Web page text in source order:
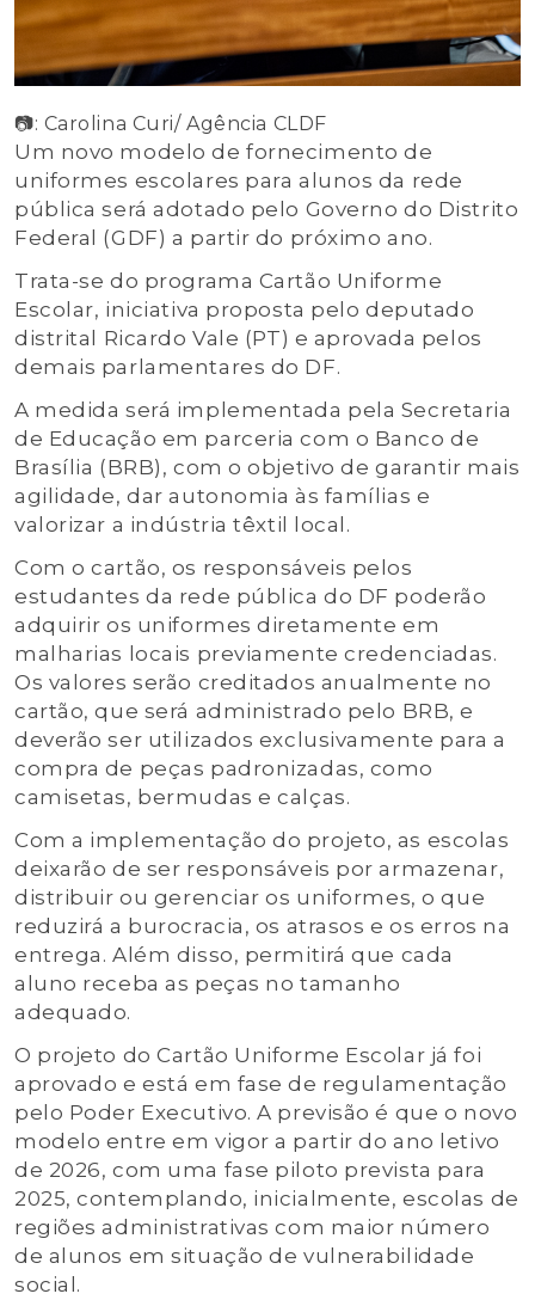
📷: Carolina Curi/ Agência CLDF
Um novo modelo de fornecimento de
uniformes escolares para alunos da rede
pública será adotado pelo Governo do Distrito
Federal (GDF) a partir do próximo ano.
Trata-se do programa Cartão Uniforme
Escolar, iniciativa proposta pelo deputado
distrital Ricardo Vale (PT) e aprovada pelos
demais parlamentares do DF.
A medida será implementada pela Secretaria
de Educação em parceria com o Banco de
Brasília (BRB), com o objetivo de garantir mais
agilidade, dar autonomia às famílias e
valorizar a indústria têxtil local.
Com o cartão, os responsáveis pelos
estudantes da rede pública do DF poderão
adquirir os uniformes diretamente em
malharias locais previamente credenciadas.
Os valores serão creditados anualmente no
cartão, que será administrado pelo BRB, e
deverão ser utilizados exclusivamente para a
compra de peças padronizadas, como
camisetas, bermudas e calças.
Com a implementação do projeto, as escolas
deixarão de ser responsáveis por armazenar,
distribuir ou gerenciar os uniformes, o que
reduzirá a burocracia, os atrasos e os erros na
entrega. Além disso, permitirá que cada
aluno receba as peças no tamanho
adequado.
O projeto do Cartão Uniforme Escolar já foi
aprovado e está em fase de regulamentação
pelo Poder Executivo. A previsão é que o novo
modelo entre em vigor a partir do ano letivo
de 2026, com uma fase piloto prevista para
2025, contemplando, inicialmente, escolas de
regiões administrativas com maior número
de alunos em situação de vulnerabilidade
social.